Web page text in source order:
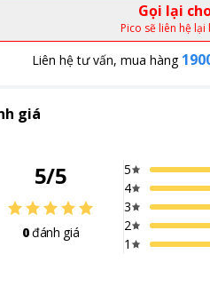
Gọi lại
Pico sẽ liên hệ lại
Liên hệ tư vấn, mua hàng
giá
5/5
0đánh giá
5
4
3
2
1